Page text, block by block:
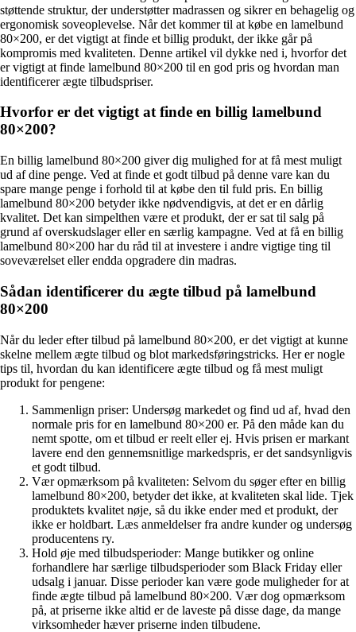
støttende struktur, der understøtter madrassen og sikrer en behagelig og
ergonomisk soveoplevelse. Når det kommer til at købe en lamelbund
80×200, er det vigtigt at finde et billig produkt, der ikke går på
kompromis med kvaliteten. Denne artikel vil dykke ned i, hvorfor det
er vigtigt at finde lamelbund 80×200 til en god pris og hvordan man
identificerer ægte tilbudspriser.
Hvorfor er det vigtigt at finde en billig lamelbund
80×200?
En billig lamelbund 80×200 giver dig mulighed for at få mest muligt
ud af dine penge. Ved at finde et godt tilbud på denne vare kan du
spare mange penge i forhold til at købe den til fuld pris. En billig
lamelbund 80×200 betyder ikke nødvendigvis, at det er en dårlig
kvalitet. Det kan simpelthen være et produkt, der er sat til salg på
grund af overskudslager eller en særlig kampagne. Ved at få en billig
lamelbund 80×200 har du råd til at investere i andre vigtige ting til
soveværelset eller endda opgradere din madras.
Sådan identificerer du ægte tilbud på lamelbund
80×200
Når du leder efter tilbud på lamelbund 80×200, er det vigtigt at kunne
skelne mellem ægte tilbud og blot markedsføringstricks. Her er nogle
tips til, hvordan du kan identificere ægte tilbud og få mest muligt
produkt for pengene:
Sammenlign priser: Undersøg markedet og find ud af, hvad den
normale pris for en lamelbund 80×200 er. På den måde kan du
nemt spotte, om et tilbud er reelt eller ej. Hvis prisen er markant
lavere end den gennemsnitlige markedspris, er det sandsynligvis
et godt tilbud.
Vær opmærksom på kvaliteten: Selvom du søger efter en billig
lamelbund 80×200, betyder det ikke, at kvaliteten skal lide. Tjek
produktets kvalitet nøje, så du ikke ender med et produkt, der
ikke er holdbart. Læs anmeldelser fra andre kunder og undersøg
producentens ry.
Hold øje med tilbudsperioder: Mange butikker og online
forhandlere har særlige tilbudsperioder som Black Friday eller
udsalg i januar. Disse perioder kan være gode muligheder for at
finde ægte tilbud på lamelbund 80×200. Vær dog opmærksom
på, at priserne ikke altid er de laveste på disse dage, da mange
virksomheder hæver priserne inden tilbudene.